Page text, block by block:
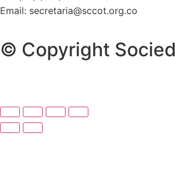
Email: secretaria@sccot.org.co
© Copyright